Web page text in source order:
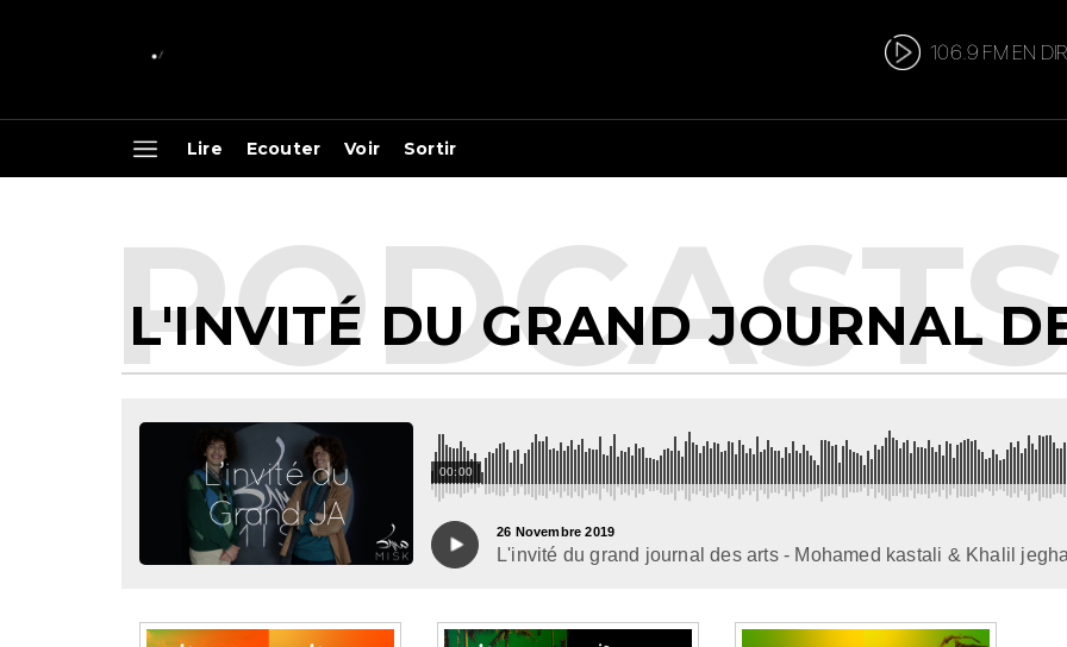
106.9 FM EN
Lire Ecouter Voir Sortir
L'INVITÉ DU GRAND JOURNAL
00:00
26 Novembre 2019
L'invité du grand journal des arts - Mohamed kastali & Khalil